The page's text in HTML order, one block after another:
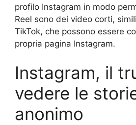
profilo Instagram in modo
Reel sono dei video corti,
TikTok, che possono essere
propria pagina Instagram.
Instagram, il
vedere le
anonimo